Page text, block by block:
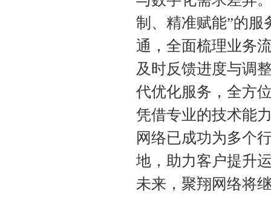
制、精准赋能”的
通，全面梳理业务
及时反馈进度与调
代优化服务，全方
凭借专业的技术能
网络已成功为多个
地，助力客户提升
未来，聚翔网络将